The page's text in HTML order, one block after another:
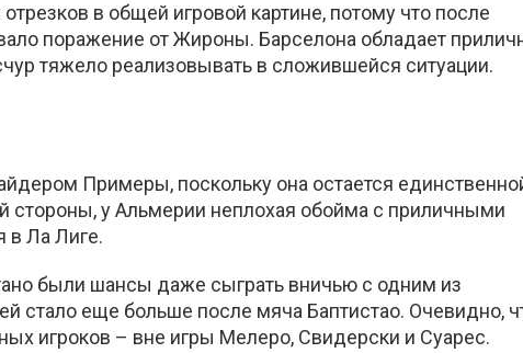
в общей игровой картине, потому что после
поражение от Жироны. Барселона обладает
тяжело реализовывать в сложившейся ситуации.
Примеры, поскольку она остается
у Альмерии неплохая обойма с приличными
в Ла Лиге.
были шансы даже сыграть вничью с одним из
стало еще больше после мяча Баптистао. Очевидно,
игроков – вне игры Мелеро, Свидерски и Суарес.